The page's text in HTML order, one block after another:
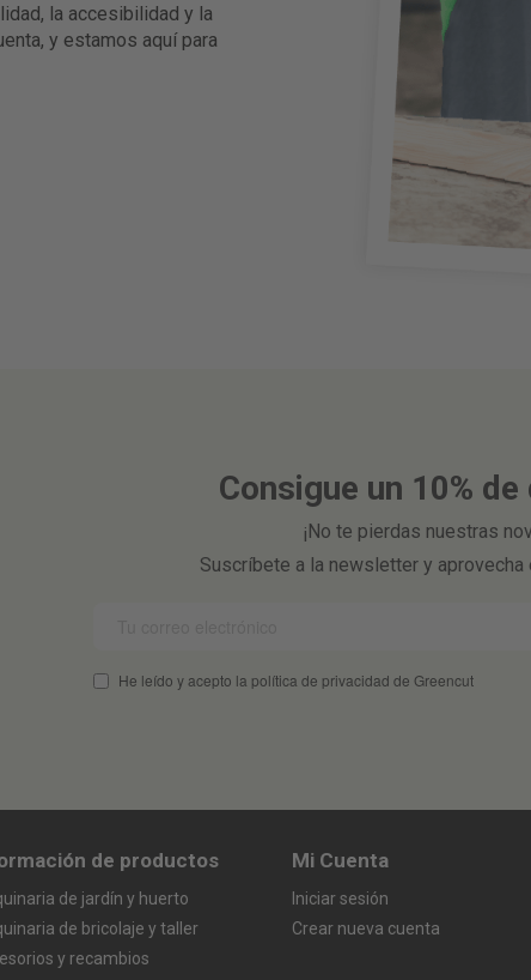
la accesibilidad y la
y estamos aquí para
Consigue un 10%
¡No te pierdas nuestras
Suscríbete a la newsletter y aprovecha
He leído y acepto la política de privacidad de Greencut
de productos
de jardín y huerto
de bricolaje y taller
y recambios
Mi Cuenta
Iniciar sesión
Crear nueva cuenta